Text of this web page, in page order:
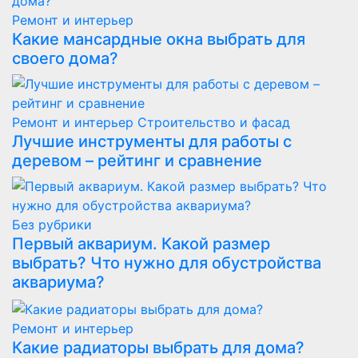
Ремонт и интерьер
Какие мансардные окна выбрать для
своего дома?
Ремонт и интерьер Строительство и фасад
Лучшие инструменты для работы с
деревом – рейтинг и сравнение
Без рубрики
Первый аквариум. Какой размер
выбрать? Что нужно для обустройства
аквариума?
Ремонт и интерьер
Какие радиаторы выбрать для дома?